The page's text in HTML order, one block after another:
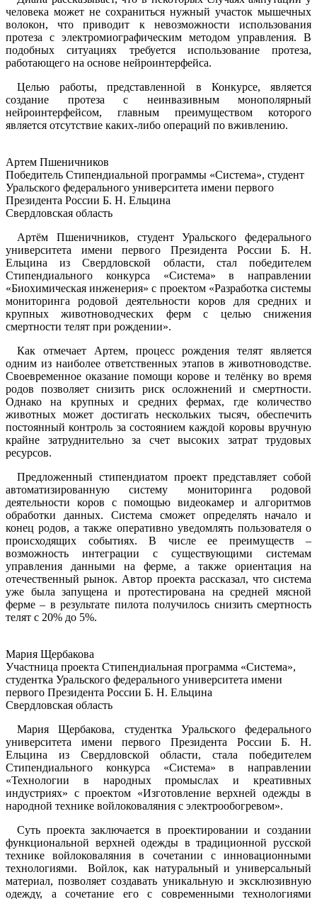
человека может не сохраниться нужный участок мышечных
волокон, что приводит к невозможности использования
протеза с электромиографическим методом управления. В
подобных ситуациях требуется использование протеза,
работающего на основе нейроинтерфейса.
Целью работы, представленной в Конкурсе, является
создание протеза с неинвазивным монополярный
нейроинтерфейсом, главным преимуществом которого
является отсутствие каких-либо операций по вживлению.
Артем Пшеничников
Победитель Стипендиальной программы «Система», студент
Уральского федерального университета имени первого
Президента России Б. Н. Ельцина
Свердловская область
Артём Пшеничников, студент Уральского федерального
университета имени первого Президента России Б. Н.
Ельцина из Свердловской области, стал победителем
Стипендиального конкурса «Система» в направлении
«Биохимическая инженерия» с проектом «Разработка системы
мониторинга родовой деятельности коров для средних и
крупных животноводческих ферм с целью снижения
смертности телят при рождении».
Как отмечает Артем, процесс рождения телят является
одним из наиболее ответственных этапов в животноводстве.
Своевременное оказание помощи корове и телёнку во время
родов позволяет снизить риск осложнений и смертности.
Однако на крупных и средних фермах, где количество
животных может достигать нескольких тысяч, обеспечить
постоянный контроль за состоянием каждой коровы вручную
крайне затруднительно за счет высоких затрат трудовых
ресурсов.
Предложенный стипендиатом проект представляет собой
автоматизированную систему мониторинга родовой
деятельности коров с помощью видеокамер и алгоритмов
обработки данных. Система сможет определять начало и
конец родов, а также оперативно уведомлять пользователя о
происходящих событиях. В числе ее преимуществ –
возможность интеграции с существующими системам
управления данными на ферме, а также ориентация на
отечественный рынок. Автор проекта рассказал, что система
уже была запущена и протестирована на средней мясной
ферме – в результате пилота получилось снизить смертность
телят с 20% до 5%.
Мария Щербакова
Участница проекта Стипендиальная программа «Система»,
студентка Уральского федерального университета имени
первого Президента России Б. Н. Ельцина
Свердловская область
Мария Щербакова, студентка Уральского федерального
университета имени первого Президента России Б. Н.
Ельцина из Свердловской области, стала победителем
Стипендиального конкурса «Система» в направлении
«Технологии в народных промыслах и креативных
индустриях» с проектом «Изготовление верхней одежды в
народной технике войлоковаляния с электрообогревом».
Суть проекта заключается в проектировании и создании
функциональной верхней одежды в традиционной русской
технике войлоковаляния в сочетании с инновационными
технологиями. Войлок, как натуральный и универсальный
материал, позволяет создавать уникальную и эксклюзивную
одежду, а сочетание его с современными технологиями